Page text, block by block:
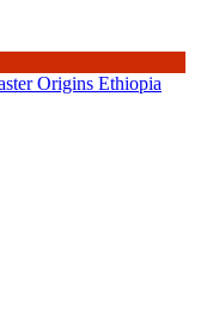
Origins Ethiopia